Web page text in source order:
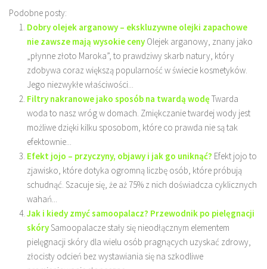
Podobne posty:
Dobry olejek arganowy – ekskluzywne olejki zapachowe
nie zawsze mają wysokie ceny Olejek arganowy, znany jako
„płynne złoto Maroka”, to prawdziwy skarb natury, który
zdobywa coraz większą popularność w świecie kosmetyków.
Jego niezwykłe właściwości...
Filtry nakranowe jako sposób na twardą wodę Twarda
woda to nasz wróg w domach. Zmiękczanie twardej wody jest
możliwe dzięki kilku sposobom, które co prawda nie są tak
efektownie...
Efekt jojo – przyczyny, objawy i jak go uniknąć? Efekt jojo to
zjawisko, które dotyka ogromną liczbę osób, które próbują
schudnąć. Szacuje się, że aż 75% z nich doświadcza cyklicznych
wahań...
Jak i kiedy zmyć samoopalacz? Przewodnik po pielęgnacji
skórySamoopalacze stały się nieodłącznym elementem
pielęgnacji skóry dla wielu osób pragnących uzyskać zdrowy,
złocisty odcień bez wystawiania się na szkodliwe